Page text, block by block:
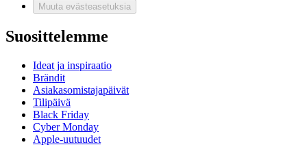
Muuta evästeasetuksia
Suosittelemme
Ideat ja inspiraatio
Brändit
Asiakasomistajapäivät
Tilipäivä
Black Friday
Cyber Monday
Apple-uutuudet